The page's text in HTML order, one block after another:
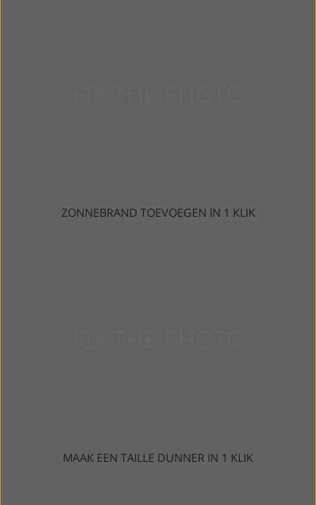
ZONNEBRAND TOEVOEGEN IN 1 KLIK
MAAK EEN TAILLE DUNNER IN 1 KLIK